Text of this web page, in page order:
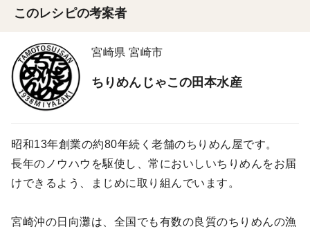
このレシピの考案者
宮崎県 宮崎市
ちりめんじゃこの田本水産
昭和13年創業の約80年続く老舗のちりめん屋です。
長年のノウハウを駆使し、常においしいちりめんをお届
けできるよう、まじめに取り組んでいます。
宮崎沖の日向灘は、全国でも有数の良質のちりめんの漁